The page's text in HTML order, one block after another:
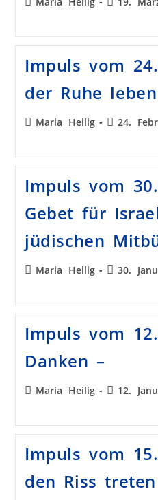
Impuls vom
der Ruhe
Maria Heilig 24.
Impuls vom
Gebet für
jüdischen
Maria Heilig 30.
Impuls vom
Danken –
Maria Heilig 12.
Impuls vom
den Riss